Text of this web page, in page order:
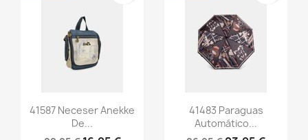
Vista rápida
41587 Neceser Anekke
De...
Vista rápida
41483 Paraguas
Automático...